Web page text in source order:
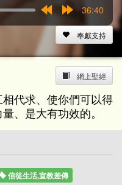
15s
36:40
奉獻支持
網上聖經
代求、使你們可以得
、是大有功效的。
信徒生活,宣教差傳